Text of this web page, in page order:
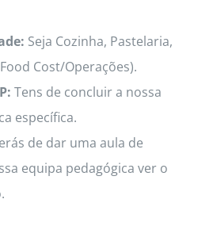
Seja Cozinha, Pastelaria,
Cost/Operações).
Tens de concluir a nossa
específica.
de dar uma aula de
equipa pedagógica ver o